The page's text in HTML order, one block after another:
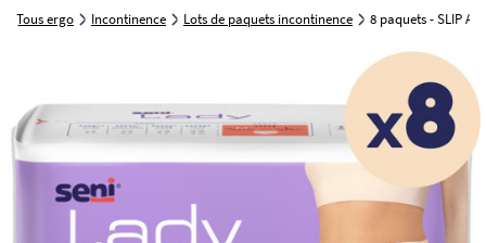
Tous ergo Incontinence Lots de paquets incontinence 8 paquets - SLIP